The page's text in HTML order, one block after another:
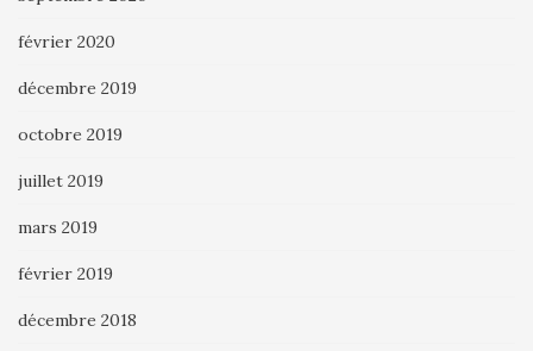
février 2020
décembre 2019
octobre 2019
juillet 2019
mars 2019
février 2019
décembre 2018